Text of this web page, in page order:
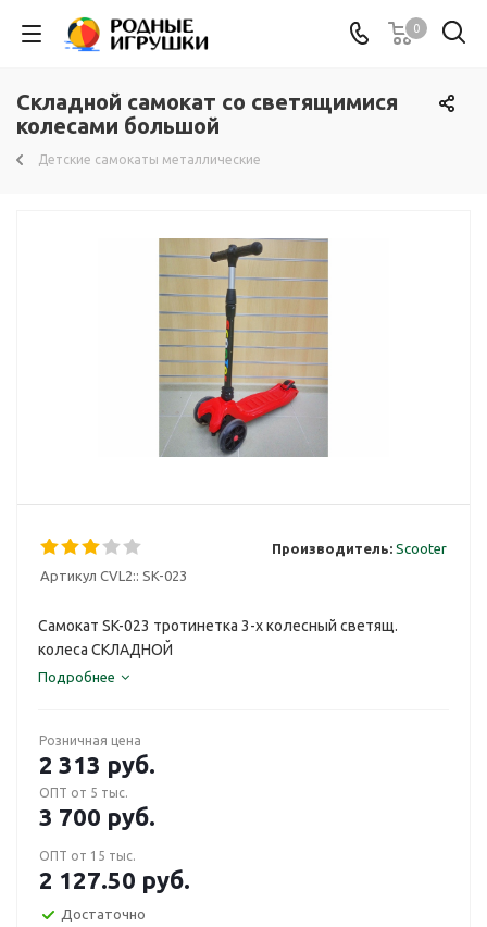
0
Складной самокат со светящимися
колесами большой
Детские самокаты металлические
Артикул CVL2:: SK-023
Производитель: Scooter
Самокат SK-023 тротинетка 3-х колесный светящ.
колеса СКЛАДНОЙ
Подробнее
Розничная цена
2 313 руб.
ОПТ от 5 тыс.
3 700 руб.
ОПТ от 15 тыс.
2 127.50 руб.
Достаточно